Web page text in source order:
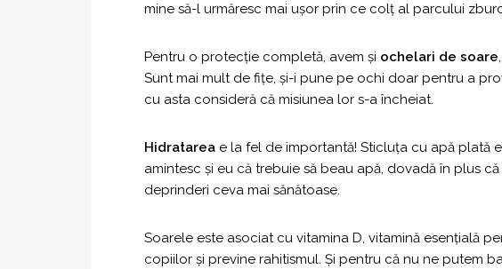
mine să-l urmăresc mai uşor prin ce colţ al parcului
Pentru o protecţie completă, avem şi ochelari de soare
Sunt mai mult de fiţe, şi-i pune pe ochi doar pentru a
cu asta consideră că misiunea lor s-a încheiat.
Hidratarea e la fel de importantă! Sticluţa cu apă plată
amintesc şi eu că trebuie să beau apă, dovadă în plus
deprinderi ceva mai sănătoase.
Soarele este asociat cu vitamina D, vitamină esenţială
copiilor şi previne rahitismul. Şi pentru că nu ne putem